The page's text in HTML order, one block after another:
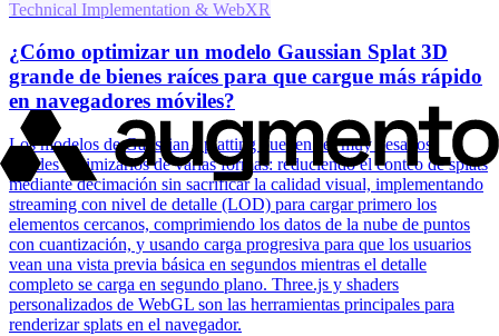
Technical Implementation & WebXR
¿Cómo optimizar un modelo Gaussian Splat 3D
grande de bienes raíces para que cargue más rápido
en navegadores móviles?
Los modelos de Gaussian Splatting pueden ser muy pesados.
Puedes optimizarlos de varias formas: reduciendo el conteo de splats
mediante decimación sin sacrificar la calidad visual, implementando
streaming con nivel de detalle (LOD) para cargar primero los
elementos cercanos, comprimiendo los datos de la nube de puntos
con cuantización, y usando carga progresiva para que los usuarios
vean una vista previa básica en segundos mientras el detalle
completo se carga en segundo plano. Three.js y shaders
personalizados de WebGL son las herramientas principales para
renderizar splats en el navegador.